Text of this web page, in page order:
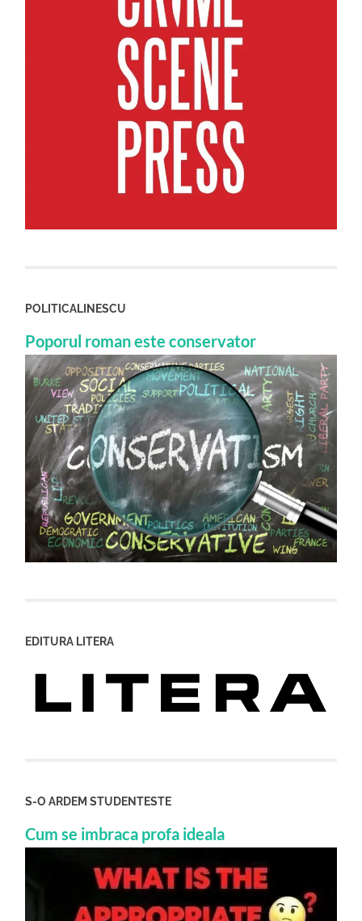
POLITICALINESCU
Poporul roman este conservator
EDITURA LITERA
S-O ARDEM STUDENTESTE
Cum se imbraca profa ideala